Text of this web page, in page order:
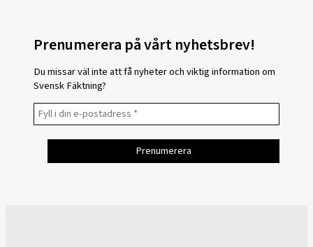
Prenumerera på vårt nyhetsbrev!
Du missar väl inte att få nyheter och viktig information om
Svensk Fäktning?